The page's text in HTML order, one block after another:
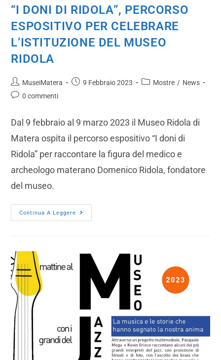
“I DONI DI RIDOLA”, PERCORSO
ESPOSITIVO PER CELEBRARE
L’ISTITUZIONE DEL MUSEO
RIDOLA
MuseiMatera 9 Febbraio 2023 Mostre / News
0 commenti
Dal 9 febbraio al 9 marzo 2023 il Museo Ridola di
Matera ospita il percorso espositivo “I doni di
Ridola” per raccontare la figura del medico e
archeologo materano Domenico Ridola, fondatore
del museo.
Continua A Leggere